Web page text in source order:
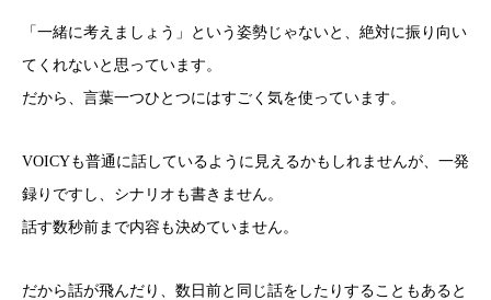
「一緒に考えましょう」という姿勢じゃないと、絶対に振り向い
てくれないと思っています。
だから、言葉一つひとつにはすごく気を使っています。
VOICYも普通に話しているように見えるかもしれませんが、一発
録りですし、シナリオも書きません。
話す数秒前まで内容も決めていません。
だから話が飛んだり、数日前と同じ話をしたりすることもあると